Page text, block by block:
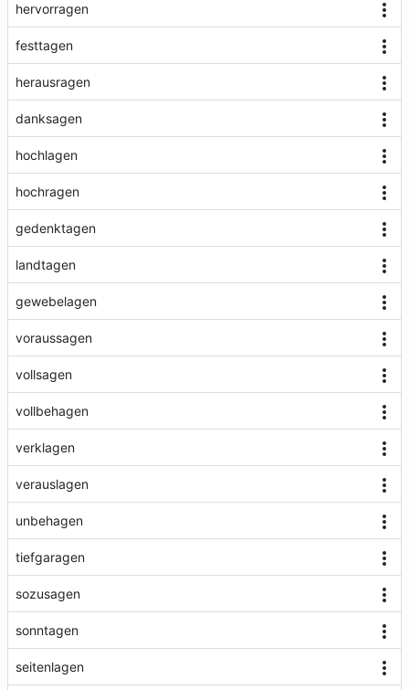
hervorragen
festtagen
herausragen
danksagen
hochlagen
hochragen
gedenktagen
landtagen
gewebelagen
voraussagen
vollsagen
vollbehagen
verklagen
verauslagen
unbehagen
tiefgaragen
sozusagen
sonntagen
seitenlagen